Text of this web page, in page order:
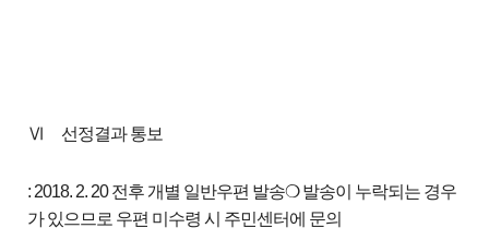
Ⅵ 선정결과 통보
: 2018. 2. 20 전후 개별 일반우편 발송❍ 발송이 누락되는 경우
가 있으므로 우편 미수령 시 주민센터에 문의